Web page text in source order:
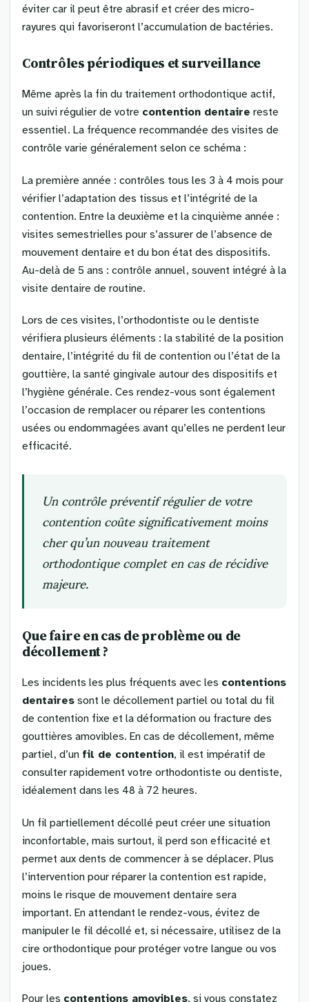
éviter car il peut être abrasif et créer des micro-
rayures qui favoriseront l’accumulation de bactéries.
Contrôles périodiques et surveillance
Même après la fin du traitement orthodontique actif,
un suivi régulier de votre contention dentaire reste
essentiel. La fréquence recommandée des visites de
contrôle varie généralement selon ce schéma :
La première année : contrôles tous les 3 à 4 mois pour
vérifier l’adaptation des tissus et l’intégrité de la
contention. Entre la deuxième et la cinquième année :
visites semestrielles pour s’assurer de l’absence de
mouvement dentaire et du bon état des dispositifs.
Au-delà de 5 ans : contrôle annuel, souvent intégré à la
visite dentaire de routine.
Lors de ces visites, l’orthodontiste ou le dentiste
vérifiera plusieurs éléments : la stabilité de la position
dentaire, l’intégrité du fil de contention ou l’état de la
gouttière, la santé gingivale autour des dispositifs et
l’hygiène générale. Ces rendez-vous sont également
l’occasion de remplacer ou réparer les contentions
usées ou endommagées avant qu’elles ne perdent leur
efficacité.
Un contrôle préventif régulier de votre
contention coûte significativement moins
cher qu’un nouveau traitement
orthodontique complet en cas de récidive
majeure.
Que faire en cas de problème ou de
décollement ?
Les incidents les plus fréquents avec les contentions
dentaires sont le décollement partiel ou total du fil
de contention fixe et la déformation ou fracture des
gouttières amovibles. En cas de décollement, même
partiel, d’un fil de contention, il est impératif de
consulter rapidement votre orthodontiste ou dentiste,
idéalement dans les 48 à 72 heures.
Un fil partiellement décollé peut créer une situation
inconfortable, mais surtout, il perd son efficacité et
permet aux dents de commencer à se déplacer. Plus
l’intervention pour réparer la contention est rapide,
moins le risque de mouvement dentaire sera
important. En attendant le rendez-vous, évitez de
manipuler le fil décollé et, si nécessaire, utilisez de la
cire orthodontique pour protéger votre langue ou vos
joues.
Pour les contentions amovibles, si vous constatez